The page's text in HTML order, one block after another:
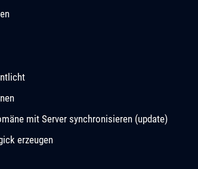
mit Server synchronisieren (update)
erzeugen